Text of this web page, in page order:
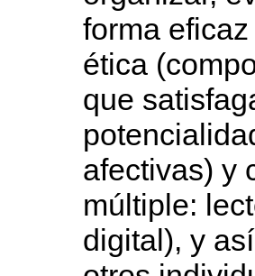
forma
ética
que
afectivas) y
múltiple:
digital), y